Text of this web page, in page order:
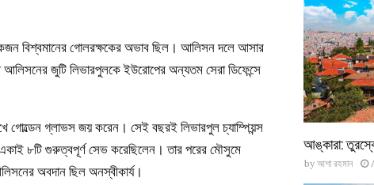
বিশ্বমানের গোলরক্ষকের অভাব ছিল। আলিসন দলে আসার
আলিসনের জুটি লিভারপুলকে ইউরোপের অন্যতম সেরা ডিফেন্সে
গোল্ডেন গ্লাভস জয় করেন। সেই বছরই লিভারপুল চ্যাম্পিয়ন্স
৮টি গুরুত্বপূর্ণ সেভ করেছিলেন। তার পরের মৌসুমে
অবদান ছিল অনস্বীকার্য।
আঙ্কারা:
by আশা রহমান